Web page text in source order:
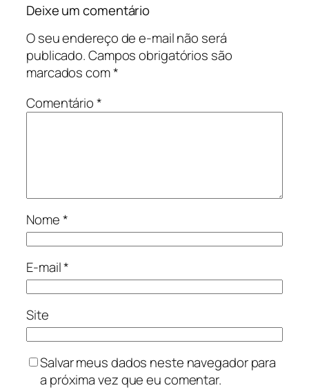
Deixe um comentário
O seu endereço de e-mail não será
publicado.Campos obrigatórios são
marcados com*
Comentário*
Nome*
E-mail*
Site
Salvar meus dados neste navegador para
a próxima vez que eu comentar.